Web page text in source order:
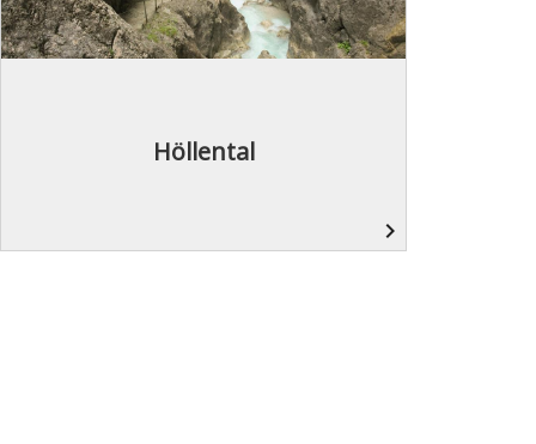
Höllental
navigate_next